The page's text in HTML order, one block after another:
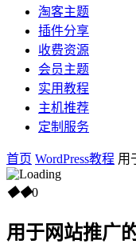
淘客主题
插件分享
收费资源
会员主题
实用教程
主机推荐
定制服务
首页 WordPress教程 用
◆◆0
用于网站推广